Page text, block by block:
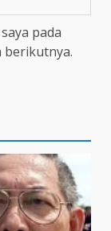
pada
berikutnya.